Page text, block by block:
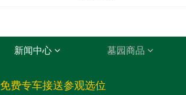
新闻中心 墓园商品
免费专车接送参观选位